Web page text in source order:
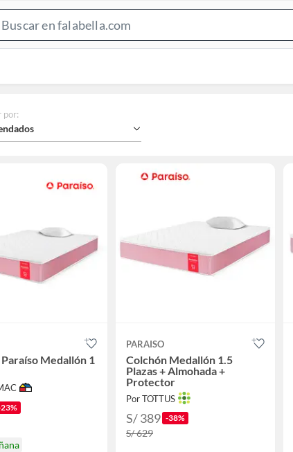
Bar
por:
Medallón 1
PARAISO
Colchón Medallón 1.5
Plazas + Almohada +
Protector
Por TOTTUS
S/ 389 -38%
S/ 629